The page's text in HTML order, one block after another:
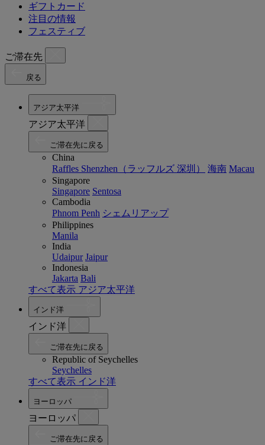
ギフトカード
注目の情報
フェスティブ
ご滞在先
戻る
アジア太平洋
アジア太平洋
ご滞在先に戻る
China
Raffles Shenzhen（ラッフルズ 深圳）
海南 Macau
Singapore
Singapore Sentosa
Cambodia
Phnom Penh シェムリアップ
Philippines
Manila
India
Udaipur Jaipur
Indonesia
Jakarta Bali
すべて表示 アジア太平洋
インド洋
インド洋
ご滞在先に戻る
Republic of Seychelles
Seychelles
すべて表示 インド洋
ヨーロッパ
ヨーロッパ
ご滞在先に戻る